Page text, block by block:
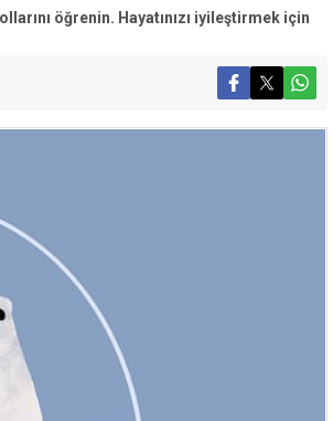
öğrenin. Hayatınızı iyileştirmek için